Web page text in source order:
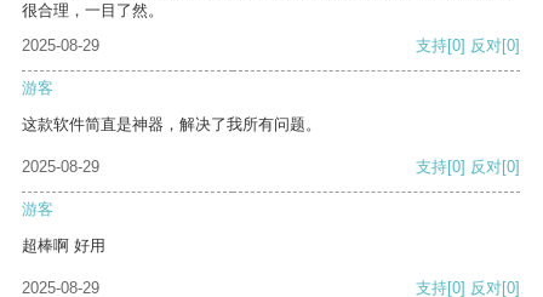
很合理，一目了然。
2025-08-29
支持[0] 反对[0]
游客
这款软件简直是神器，解决了我所有问题。
2025-08-29 支持[0] 反对[0]
游客
超棒啊 好用
2025-08-29 支持[0] 反对[0]